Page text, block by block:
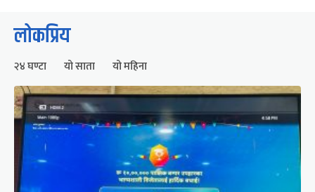
लोकप्रिय
२४ घण्टा यो साता यो महिना